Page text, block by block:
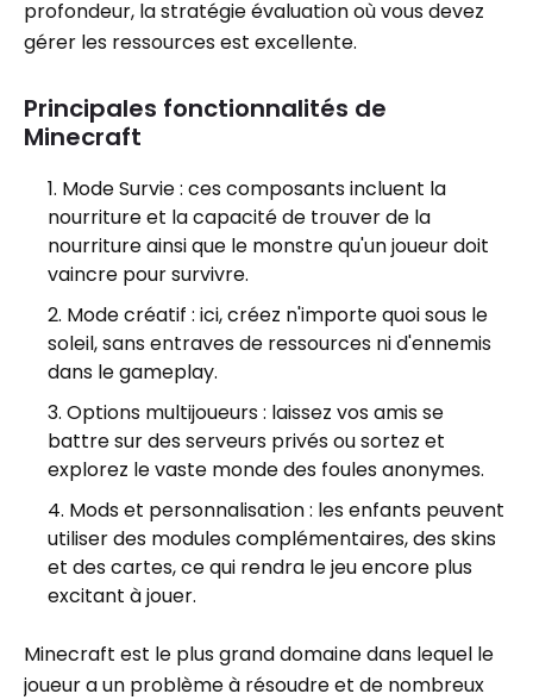
profondeur, la stratégie évaluation où vous devez
gérer les ressources est excellente.
Principales fonctionnalités de
Minecraft
Mode Survie : ces composants incluent la
nourriture et la capacité de trouver de la
nourriture ainsi que le monstre qu'un joueur doit
vaincre pour survivre.
Mode créatif : ici, créez n'importe quoi sous le
soleil, sans entraves de ressources ni d'ennemis
dans le gameplay.
Options multijoueurs : laissez vos amis se
battre sur des serveurs privés ou sortez et
explorez le vaste monde des foules anonymes.
Mods et personnalisation : les enfants peuvent
utiliser des modules complémentaires, des skins
et des cartes, ce qui rendra le jeu encore plus
excitant à jouer.
Minecraft est le plus grand domaine dans lequel le
joueur a un problème à résoudre et de nombreux